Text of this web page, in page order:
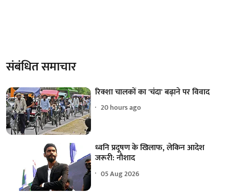
संबंधित समाचार
रिक्शा चालकों का 'चंदा' बढ़ाने पर विवाद
20 hours ago
ध्वनि प्रदूषण के खिलाफ, लेकिन आदेश
जरूरी: नौशाद
05 Aug 2026